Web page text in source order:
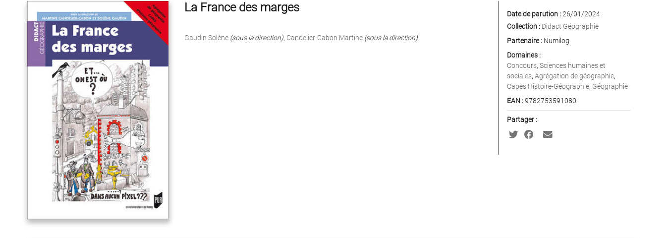
La France des marges
Gaudin Solène (sous la direction), Candelier-Cabon Martine (sous la direction)
Date de parution :26/01/2024
Collection : Didact Géographie
Partenaire :Numilog
Domaines :
Concours, Sciences humaines et
sociales, Agrégation de géographie,
Capes Histoire-Géographie, Géographie
EAN :9782753591080
Partager :